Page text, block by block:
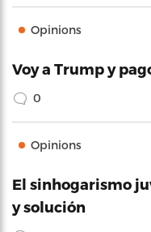
Opinions
Voy a Trump y
0
Opinions
El sinhogarismo
y solución